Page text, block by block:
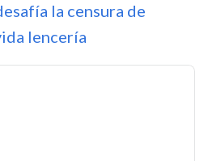
la censura de
lencería